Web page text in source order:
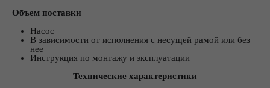
Объем поставки
Насос
В зависимости от исполнения с несущей рамой или без
нее
Инструкция по монтажу и эксплуатации
Технические характеристики